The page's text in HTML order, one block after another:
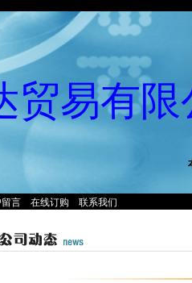
言 在线订购 联系我们
贸易有限